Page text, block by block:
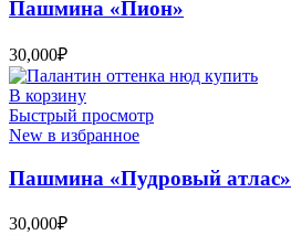
Пашмина «Пион»
30,000₽
В корзину
Быстрый просмотр
New в избранное
Пашмина «Пудровый атлас»
30,000₽